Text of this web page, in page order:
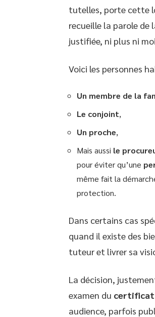
tutelles, porte cette
recueille la parole de
justifiée, ni plus ni
Voici les personnes
Un membre de la
Le conjoint,
Un proche,
Mais aussi le
pour éviter qu’une
même fait la
protection.
Dans certains cas
quand il existe des
tuteur et livrer sa
La décision,
examen du certificat
audience, parfois